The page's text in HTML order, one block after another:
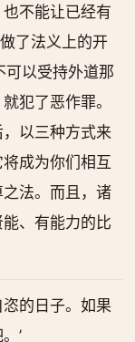
不能让已经有
了法义上的开
可以受持外道那
犯了恶作罪。
以三种方式来
成为你们相互
法。而且，诸
、有能力的比
的日子。如果
’